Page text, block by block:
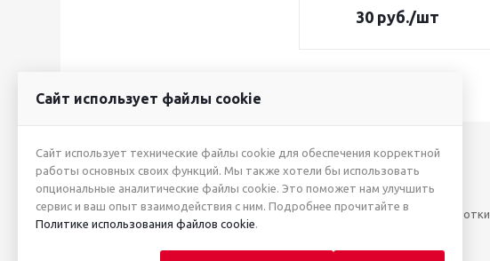
30руб./шт
2026 © ИП Жуйкова А.Ю.
О КОМПАНИИ
Новости
Производители
Политика в отношении обработки
Сайт использует файлы cookie
Сайт использует технические файлы cookie для обеспечения корректной
работы основных своих функций. Мы также хотели бы использовать
опциональные аналитические файлы cookie. Это поможет нам улучшить
сервис и ваш опыт взаимодействия с ним. Подробнее прочитайте в
Политике использования файлов cookie.